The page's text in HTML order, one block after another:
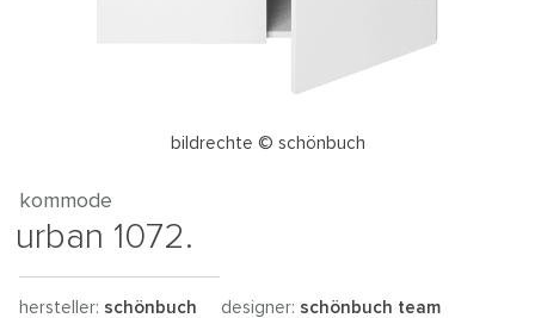
bildrechte © schönbuch
kommode
urban 1072.
hersteller: schönbuch designer: schönbuch team